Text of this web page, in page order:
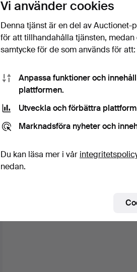
Vi använder cookies
Denna tjänst är en del av
för att tillhandahålla tjänsten,
samtycke för de som används för att:
Anpassa funktioner och
plattformen.
Utveckla och förbättra
Marknadsföra nyheter och
Du kan läsa mer i vår
nedan.